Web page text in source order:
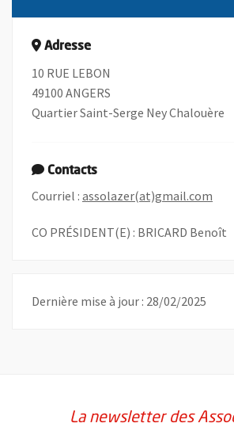
Adresse
10 RUE LEBON
49100 ANGERS
Quartier Saint-Serge Ney Chalouère
Contacts
Courriel : assolazer(at)gmail.com
CO PRÉSIDENT(E) : BRICARD Benoît
Dernière mise à jour : 28/02/2025
La newsletter des